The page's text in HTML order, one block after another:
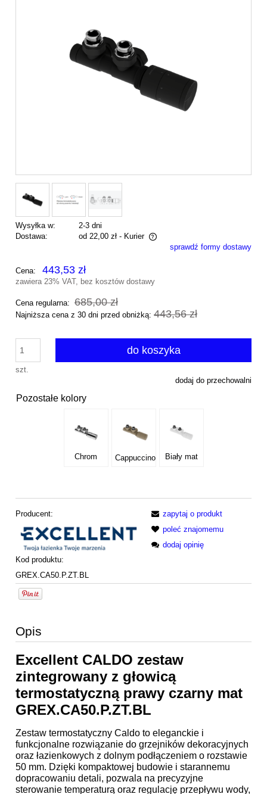
Wysyłka w:
2-3 dni
Dostawa:
od 22,00 zł - Kurier
Cena nie zawiera ewentualnych kosztów płatnościsprawdź formy dostawy
Cena: 443,53 zł
zawiera 23% VAT, bez kosztów dostawy
Cena regularna: 685,00 zł
Najniższa cena z 30 dni przed obniżką: 443,56 zł
szt.
do koszyka
dodaj do przechowalni
Pozostałe kolory
Chrom Cappuccino Biały mat
Producent:
Kod produktu:
GREX.CA50.P.ZT.BL
zapytaj o produkt
poleć znajomemu
dodaj opinię
Opis
Excellent CALDO zestaw
zintegrowany z głowicą
termostatyczną prawy czarny mat
GREX.CA50.P.ZT.BL
Zestaw termostatyczny Caldo to eleganckie i
funkcjonalne rozwiązanie do grzejników dekoracyjnych
oraz łazienkowych z dolnym podłączeniem o rozstawie
50 mm. Dzięki kompaktowej budowie i starannemu
dopracowaniu detali, pozwala na precyzyjne
sterowanie temperaturą oraz regulację przepływu wody,